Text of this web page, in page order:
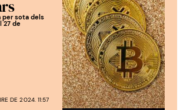
per sota dels
27 de
DE 2024. 11:57